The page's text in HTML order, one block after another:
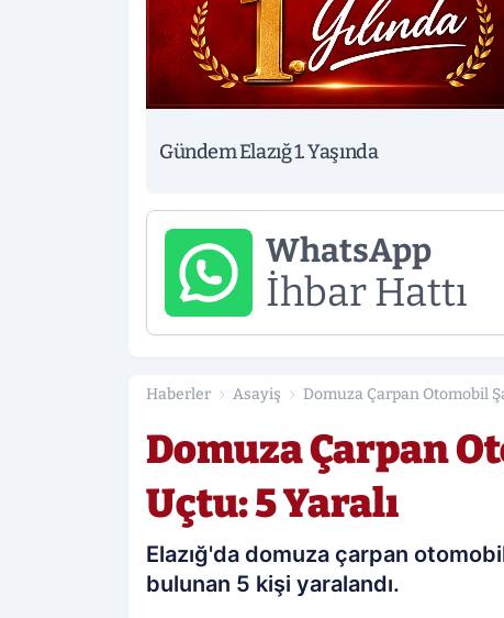
Gündem Elazığ 1. Yaşında
WhatsApp
İhbar Hattı
Haberler Asayiş Domuza Çarpan Otomobil
Domuza Çarpan
Uçtu: 5 Yaralı
Elazığ'da domuza çarpan
bulunan 5 kişi yaralandı.